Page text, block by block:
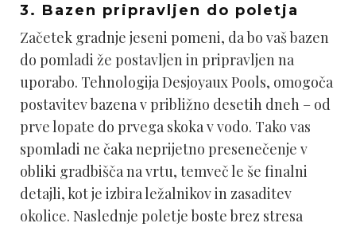
3. Bazen pripravljen do poletja
Začetek gradnje jeseni pomeni, da bo vaš bazen
do pomladi že postavljen in pripravljen na
uporabo. Tehnologija Desjoyaux Pools, omogoča
postavitev bazena v približno desetih dneh – od
prve lopate do prvega skoka v vodo. Tako vas
spomladi ne čaka neprijetno presenečenje v
obliki gradbišča na vrtu, temveč le še finalni
detajli, kot je izbira ležalnikov in zasaditev
okolice. Naslednje poletje boste brez stresa